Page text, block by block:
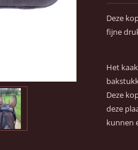
Deze
fijne
Het
Deze
deze
kunnen